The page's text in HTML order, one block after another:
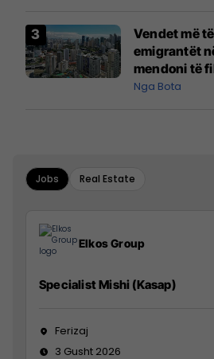
Vendet më
emigrantët
mendoni të
vendit?
Nga Bota
Jobs Real Estate
Elkos Group
Specialist Mishi (Kasap)
Ferizaj
3 Gusht 2026